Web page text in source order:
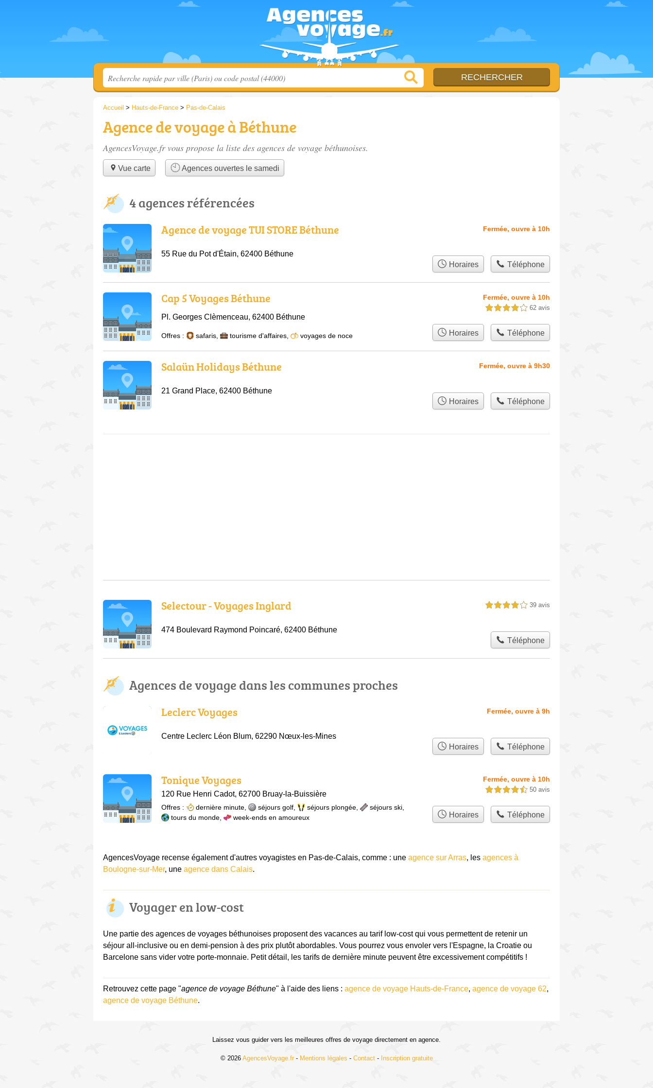
Accueil > Hauts-de-France > Pas-de-Calais
Agence de voyage à Béthune
AgencesVoyage.fr vous propose la liste des agences de voyage béthunoises.
Vue carte Agences ouvertes le samedi
4 agences référencées
Agence de voyage TUI STORE Béthune
55 Rue du Pot d'Étain, 62400 Béthune
Fermée, ouvre à 10h
Horaires Téléphone
Cap 5 Voyages Béthune
Pl. Georges Clèmenceau, 62400 Béthune
Fermée, ouvre à 10h
4,0 étoiles sur 5 62 avis
Offres : safaris tourisme d'affaires voyages de noce Horaires Téléphone
Salaün Holidays Béthune
21 Grand Place, 62400 Béthune
Fermée, ouvre à 9h30
Horaires Téléphone
Selectour - Voyages Inglard
474 Boulevard Raymond Poincaré, 62400 Béthune
4,0 étoiles sur 5 39 avis
Téléphone
Agences de voyage dans les communes proches
Leclerc Voyages
Centre Leclerc Léon Blum, 62290 Nœux-les-Mines
Fermée, ouvre à 9h
Horaires Téléphone
Tonique Voyages
120 Rue Henri Cadot, 62700 Bruay-la-Buissière
Fermée, ouvre à 10h
4,5 étoiles sur 5 50 avis
Offres : dernière minute séjours golf séjours plongée séjours ski
tours du monde
week-ends en amoureux Horaires Téléphone
AgencesVoyage recense également d'autres voyagistes en Pas-de-Calais, comme : une agence sur Arras, les agences à
Boulogne-sur-Mer, une agence dans Calais.
Voyager en low-cost
Une partie des agences de voyages béthunoises proposent des vacances au tarif low-cost qui vous permettent de retenir un
séjour all-inclusive ou en demi-pension à des prix plutôt abordables. Vous pourrez vous envoler vers l'Espagne, la Croatie ou
Barcelone sans vider votre porte-monnaie. Petit détail, les tarifs de dernière minute peuvent être excessivement compétitifs !
Retrouvez cette page "agence de voyage Béthune" à l'aide des liens : agence de voyage Hauts-de-France, agence de voyage 62,
agence de voyage Béthune.
Laissez vous guider vers les meilleures offres de voyage directement en agence.
© 2026 AgencesVoyage.fr - Mentions légales - Contact- Inscription gratuite